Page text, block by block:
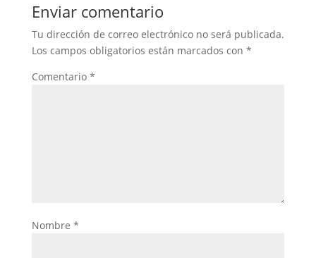
Enviar comentario
Tu dirección de correo electrónico no será publicada.
Los campos obligatorios están marcados con *
Comentario *
Nombre *